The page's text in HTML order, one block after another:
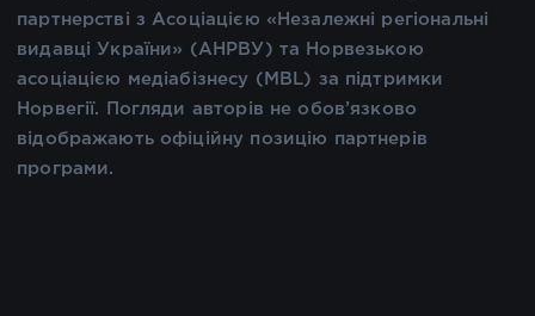
партнерстві з Асоціацією «Незалежні регіональні
видавці України» (АНРВУ) та Норвезькою
асоціацією медіабізнесу (MBL) за підтримки
Норвегії. Погляди авторів не обов’язково
відображають офіційну позицію партнерів
програми.